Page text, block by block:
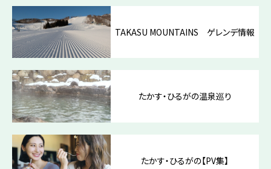
TAKASU MOUNTAINS ゲレンデ情報
たかす・ひるがの温泉巡り
たかす・ひるがの【PV集】